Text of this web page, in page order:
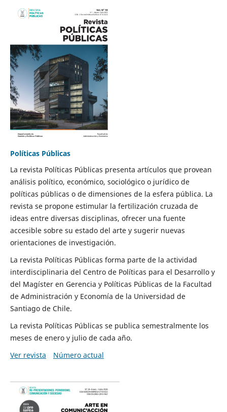
Políticas Públicas
La revista Políticas Públicas presenta artículos que provean
análisis político, económico, sociológico o jurídico de
políticas públicas o de dimensiones de la esfera pública. La
revista se propone estimular la fertilización cruzada de
ideas entre diversas disciplinas, ofrecer una fuente
accesible sobre su estado del arte y sugerir nuevas
orientaciones de investigación.
La revista Políticas Públicas forma parte de la actividad
interdisciplinaria del Centro de Políticas para el Desarrollo y
del Magíster en Gerencia y Políticas Públicas de la Facultad
de Administración y Economía de la Universidad de
Santiago de Chile.
La revista Políticas Públicas se publica semestralmente los
meses de enero y julio de cada año.
Ver revista
Número actual